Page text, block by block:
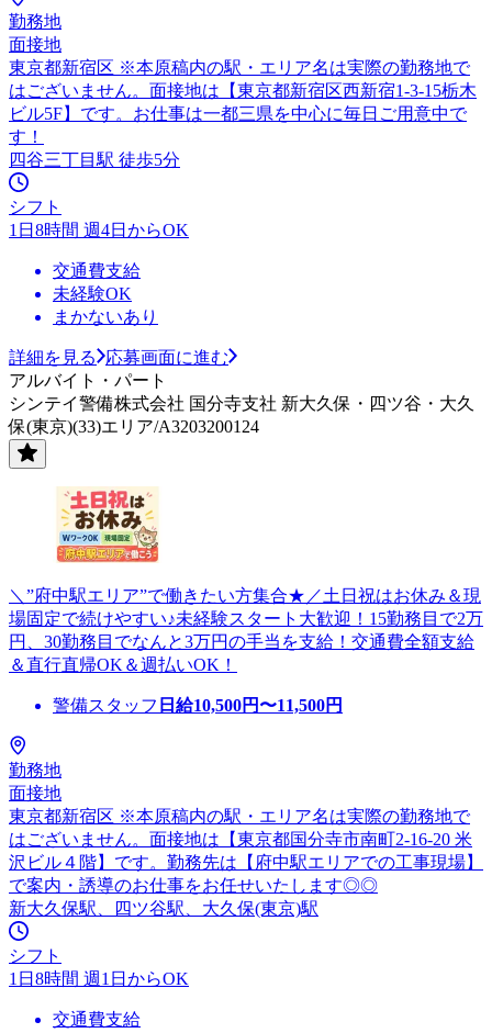
勤務地
面接地
東京都新宿区 ※本原稿内の駅・エリア名は実際の勤務地で
はございません。面接地は【東京都新宿区西新宿1-3-15栃木
ビル5F】です。お仕事は一都三県を中心に毎日ご用意中で
す！
四谷三丁目駅 徒歩5分
シフト
1日8時間 週4日からOK
交通費支給
未経験OK
まかないあり
詳細を見る
応募画面に進む
アルバイト・パート
シンテイ警備株式会社 国分寺支社 新大久保・四ツ谷・大久
保(東京)(33)エリア/A3203200124
＼”府中駅エリア”で働きたい方集合★／土日祝はお休み＆現
場固定で続けやすい♪未経験スタート大歓迎！15勤務目で2万
円、30勤務目でなんと3万円の手当を支給！交通費全額支給
＆直行直帰OK＆週払いOK！
警備スタッフ 日給10,500円〜11,500円
勤務地
面接地
東京都新宿区 ※本原稿内の駅・エリア名は実際の勤務地で
はございません。面接地は【東京都国分寺市南町2-16-20 米
沢ビル４階】です。勤務先は【府中駅エリアでの工事現場】
で案内・誘導のお仕事をお任せいたします◎◎
新大久保駅、四ツ谷駅、大久保(東京)駅
シフト
1日8時間 週1日からOK
交通費支給